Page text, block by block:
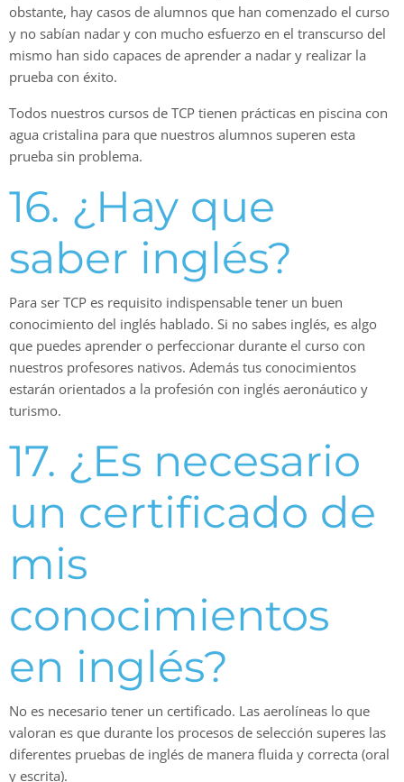
obstante, hay casos de alumnos que han comenzado el curso
y no sabían nadar y con mucho esfuerzo en el transcurso del
mismo han sido capaces de aprender a nadar y realizar la
prueba con éxito.
Todos nuestros cursos de TCP tienen prácticas en piscina con
agua cristalina para que nuestros alumnos superen esta
prueba sin problema.
16. ¿Hay que
saber inglés?
Para ser TCP es requisito indispensable tener un buen
conocimiento del inglés hablado. Si no sabes inglés, es algo
que puedes aprender o perfeccionar durante el curso con
nuestros profesores nativos. Además tus conocimientos
estarán orientados a la profesión con inglés aeronáutico y
turismo.
17. ¿Es necesario
un certificado de
mis
conocimientos
en inglés?
No es necesario tener un certificado. Las aerolíneas lo que
valoran es que durante los procesos de selección superes las
diferentes pruebas de inglés de manera fluida y correcta (oral
y escrita).